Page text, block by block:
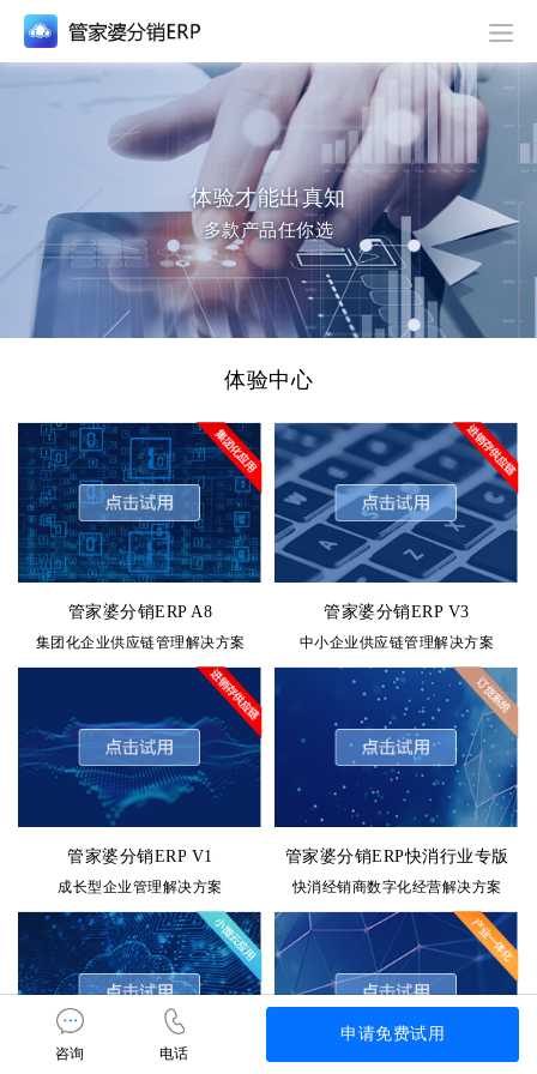
体验才能出真知
多款产品任你选
体验中心
管家婆分销ERP A8
集团化企业供应链管理解决方案
管家婆分销ERP V3
中小企业供应链管理解决方案
管家婆分销ERP V1
成长型企业管理解决方案
管家婆分销ERP快消行业专版
快消经销商数字化经营解决方案
咨询 电话
申请免费试用